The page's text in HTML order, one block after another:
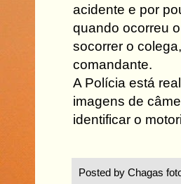
acidente e por
quando ocorreu
socorrer o
comandante.
A Polícia está
imagens de
identificar o
Posted by Chagas